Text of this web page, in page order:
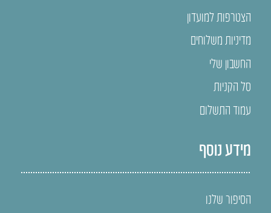
הצטרפות למועדון
מדיניות משלוחים
החשבון שלי
סל הקניות
עמוד התשלום
מידע נוסף
הסיפור שלנו